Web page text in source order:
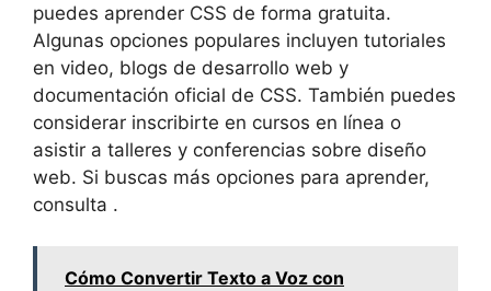
puedes aprender CSS de forma gratuita.
Algunas opciones populares incluyen tutoriales
en video, blogs de desarrollo web y
documentación oficial de CSS. También puedes
considerar inscribirte en cursos en línea o
asistir a talleres y conferencias sobre diseño
web. Si buscas más opciones para aprender,
consulta .
Cómo Convertir Texto a Voz con